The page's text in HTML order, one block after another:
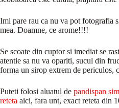
Imi pare rau ca nu va pot fotografia
mea. Doamne, ce arome!!!!
Se scoate din cuptor si imediat se
atentie sa nu va opariti, sucul din
forma un sirop extrem de periculos,
Puteti folosi aluatul de pandispan
reteta aici, fara unt, exact reteta din